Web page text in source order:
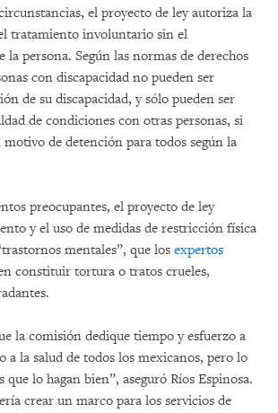
el proyecto de ley autoriza la
tratamiento involuntario sin el
persona. Según las normas de derechos
con discapacidad no pueden ser
de su discapacidad, y sólo pueden ser
de condiciones con otras personas, si
motivo de detención para todos según la
preocupantes, el proyecto de ley
y el uso de medidas de restricción física
mentales”, que los expertos
constituir tortura o tratos crueles,
la comisión dedique tiempo y esfuerzo a
a la salud de todos los mexicanos, pero lo
lo hagan bien”, aseguró Ríos Espinosa.
crear un marco para los servicios de